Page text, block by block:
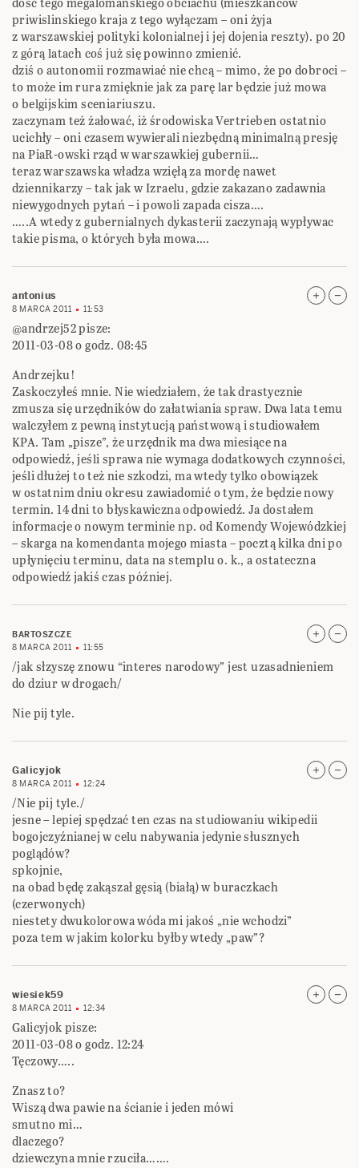
priwislinskiego kraja z tego wyłączam – oni żyja
z warszawskiej polityki kolonialnej i jej dojenia reszty). po 20
z górą latach coś już się powinno zmienić.
dziś o autonomii rozmawiać nie chcą – mimo, że po dobroci –
to może im rura zmięknie jak za parę lar będzie już mowa
o belgijskim sceniariuszu.
zaczynam też żałować, iż środowiska Vertrieben ostatnio
ucichły – oni czasem wywierali niezbędną minimalną presję
na PiaR-owski rząd w warszawkiej gubernii…
teraz warszawska władza wzięłą za mordę nawet
dziennikarzy – tak jak w Izraelu, gdzie zakazano zadawnia
niewygodnych pytań – i powoli zapada cisza….
…..A wtedy z gubernialnych dykasterii zaczynają wypływac
takie pisma, o których była mowa….
antonius
8 MARCA 2011 11:53
@andrzej52 pisze:
2011-03-08 o godz. 08:45
Andrzejku!
Zaskoczyłeś mnie. Nie wiedziałem, że tak drastycznie
zmusza się urzędników do załatwiania spraw. Dwa lata temu
walczyłem z pewną instytucją państwową i studiowałem
KPA. Tam „pisze”, że urzędnik ma dwa miesiące na
odpowiedź, jeśli sprawa nie wymaga dodatkowych czynności,
jeśli dłużej to też nie szkodzi, ma wtedy tylko obowiązek
w ostatnim dniu okresu zawiadomić o tym, że będzie nowy
termin. 14 dni to błyskawiczna odpowiedź. Ja dostałem
informacje o nowym terminie np. od Komendy Wojewódzkiej
– skarga na komendanta mojego miasta – pocztą kilka dni po
upłynięciu terminu, data na stemplu o. k., a ostateczna
odpowiedź jakiś czas później.
BARTOSZCZE
8 MARCA 2011
11:55
/jak słzyszę znowu “interes narodowy” jest uzasadnieniem
do dziur w drogach/
Nie pij tyle.
Galicyjok
8 MARCA 2011 12:24
/Nie pij tyle./
jesne – lepiej spędzać ten czas na studiowaniu wikipedii
bogojczyźnianej w celu nabywania jedynie słusznych
poglądów?
spkojnie,
na obad będę zakąszał gęsią (białą) w buraczkach
(czerwonych)
niestety dwukolorowa wóda mi jakoś „nie wchodzi”
poza tem w jakim kolorku byłby wtedy „paw”?
wiesiek59
8 MARCA 2011 12:34
Galicyjok pisze:
2011-03-08 o godz. 12:24
Tęczowy…..
Znasz to?
Wiszą dwa pawie na ścianie i jeden mówi
smutno mi…
dlaczego?
dziewczyna mnie rzuciła…….